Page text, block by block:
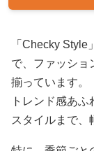
「Checky
で、ファッショ
揃っています。
トレンド感あ
スタイルまで、